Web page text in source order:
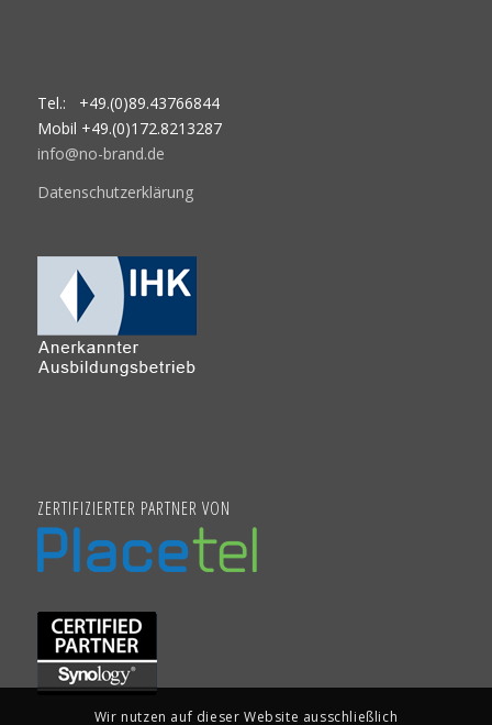
Tel.: +49.(0)89.43766844
Mobil +49.(0)172.8213287
info@no-brand.de
Datenschutzerklärung
ZERTIFIZIERTER PARTNER VON
Wir nutzen auf dieser Website ausschließlich